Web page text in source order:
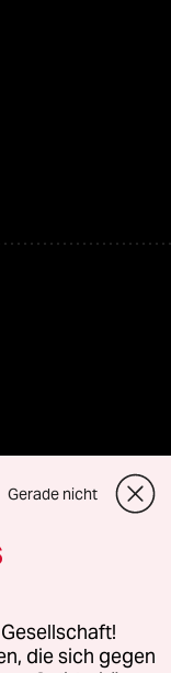
für Genehmigungen
Gerade nicht
die sich gegen